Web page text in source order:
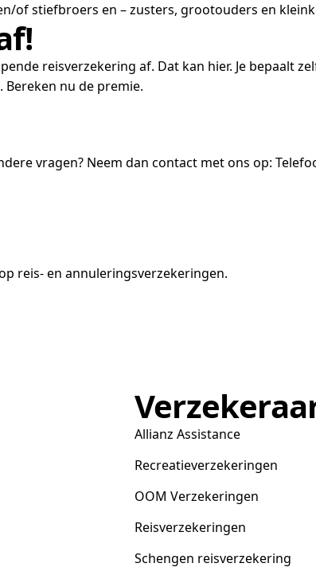
of stiefbroers en – zusters, grootouders en
reisverzekering af. Dat kan hier. Je bepaalt
Bereken nu de premie.
vragen? Neem dan contact met ons op:
reis- en annuleringsverzekeringen.
Allianz Assistance
Recreatieverzekeringen
OOM Verzekeringen
Reisverzekeringen
Schengen reisverzekering